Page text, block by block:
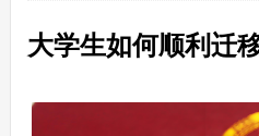
大学生如何顺利迁